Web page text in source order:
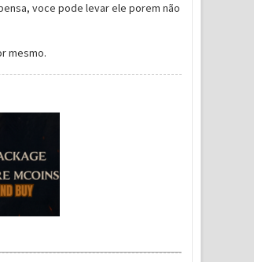
voce pode levar ele porem não
mesmo.